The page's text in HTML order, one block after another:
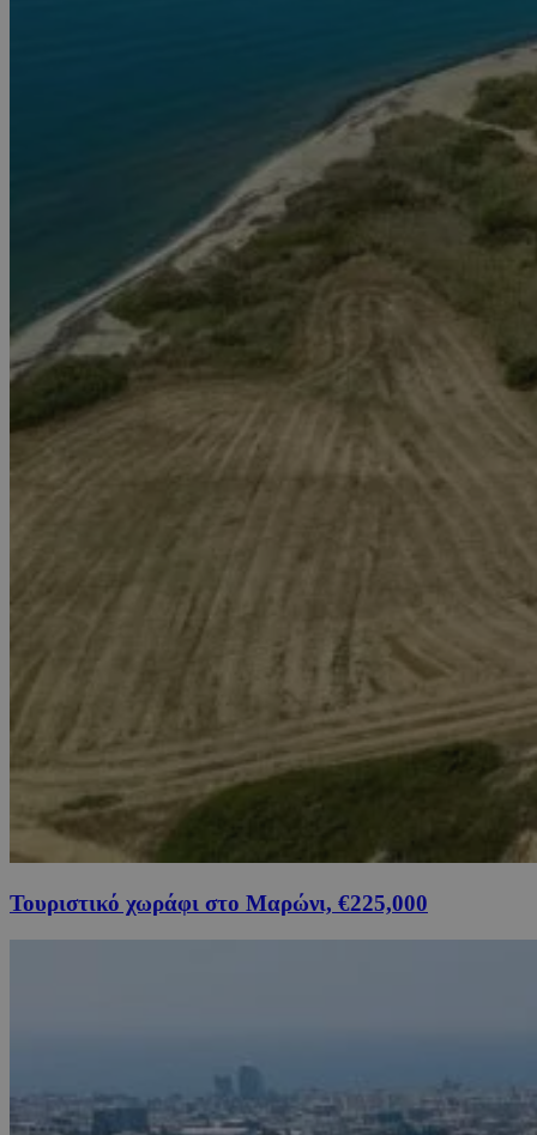
Τουριστικό χωράφι στο Μαρώνι, €225,000